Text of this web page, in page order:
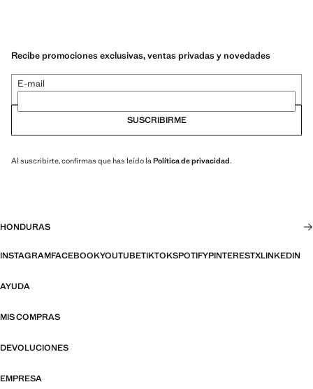
Recibe promociones exclusivas, ventas privadas y novedades
E-mail
SUSCRIBIRME
Al suscribirte, confirmas que has leído la Política de privacidad.
HONDURAS
INSTAGRAMFACEBOOKYOUTUBETIKTOKSPOTIFYPINTERESTXLINKEDIN
AYUDA
MIS COMPRAS
DEVOLUCIONES
EMPRESA